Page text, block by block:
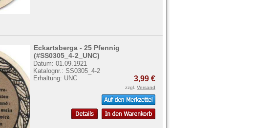
Eckartsberga - 25 Pfennig
(#SS0305_4-2_UNC)
Datum: 01.09.1921
Katalognr.: SS0305_4-2
Erhaltung: UNC
3,99 €
zzgl. Versand